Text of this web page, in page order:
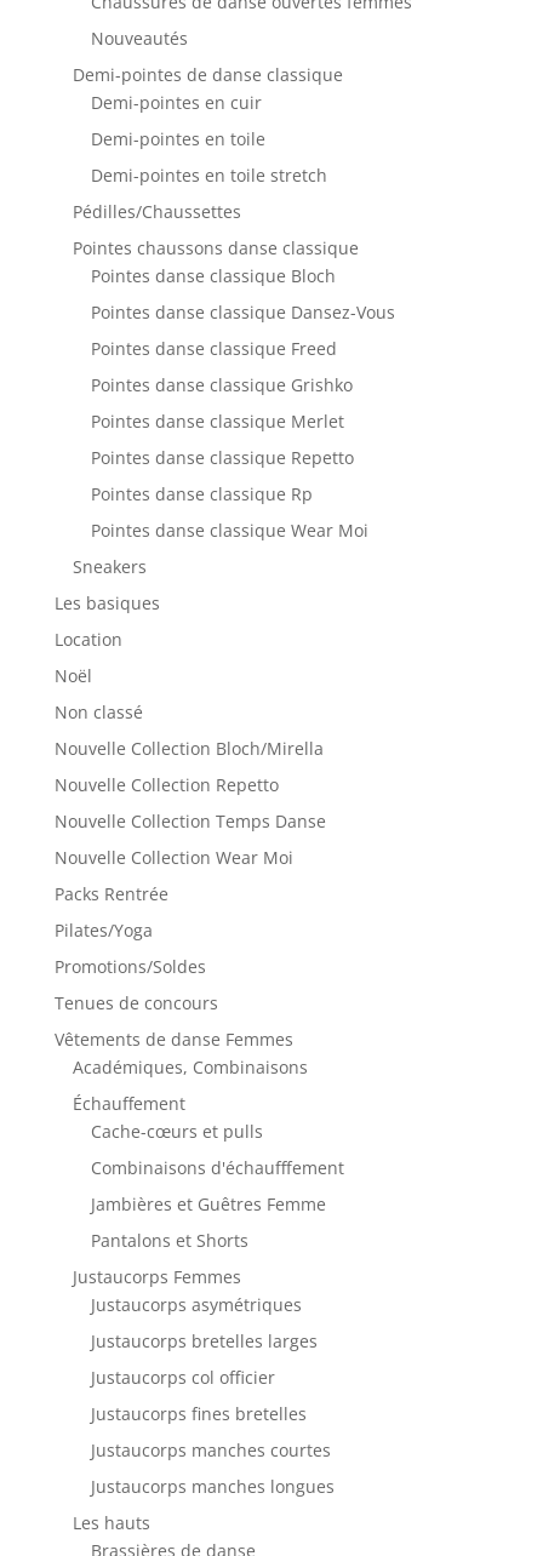
Nouveautés
Demi-pointes de danse classique
Demi-pointes en cuir
Demi-pointes en toile
Demi-pointes en toile stretch
Pédilles/Chaussettes
Pointes chaussons danse classique
Pointes danse classique Bloch
Pointes danse classique Dansez-Vous
Pointes danse classique Freed
Pointes danse classique Grishko
Pointes danse classique Merlet
Pointes danse classique Repetto
Pointes danse classique Rp
Pointes danse classique Wear Moi
Sneakers
Les basiques
Location
Noël
Non classé
Nouvelle Collection Bloch/Mirella
Nouvelle Collection Repetto
Nouvelle Collection Temps Danse
Nouvelle Collection Wear Moi
Packs Rentrée
Pilates/Yoga
Promotions/Soldes
Tenues de concours
Vêtements de danse Femmes
Académiques, Combinaisons
Échauffement
Cache-cœurs et pulls
Combinaisons d'échaufffement
Jambières et Guêtres Femme
Pantalons et Shorts
Justaucorps Femmes
Justaucorps asymétriques
Justaucorps bretelles larges
Justaucorps col officier
Justaucorps fines bretelles
Justaucorps manches courtes
Justaucorps manches longues
Les hauts
Brassières de danse